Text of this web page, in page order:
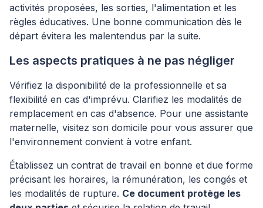
activités proposées, les sorties, l'alimentation et les
règles éducatives. Une bonne communication dès le
départ évitera les malentendus par la suite.
Les aspects pratiques à ne pas négliger
Vérifiez la disponibilité de la professionnelle et sa
flexibilité en cas d'imprévu. Clarifiez les modalités de
remplacement en cas d'absence. Pour une assistante
maternelle, visitez son domicile pour vous assurer que
l'environnement convient à votre enfant.
Établissez un contrat de travail en bonne et due forme
précisant les horaires, la rémunération, les congés et
les modalités de rupture. Ce document protège les